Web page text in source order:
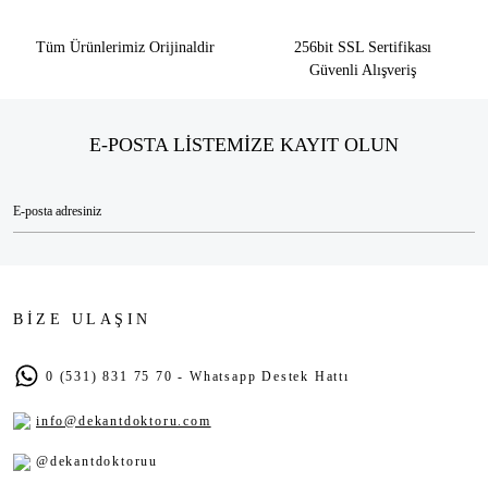
Tüm Ürünlerimiz Orijinaldir
256bit SSL Sertifikası
Güvenli Alışveriş
E-POSTA LİSTEMİZE KAYIT OLUN
BİZE ULAŞIN
0 (531) 831 75 70 - Whatsapp Destek Hattı
info@dekantdoktoru.com
@dekantdoktoruu